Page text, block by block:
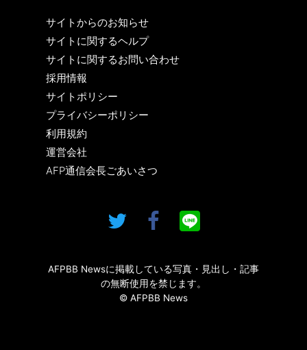
サイトからのお知らせ
サイトに関するヘルプ
サイトに関するお問い合わせ
採用情報
サイトポリシー
プライバシーポリシー
利用規約
運営会社
AFP通信会長ごあいさつ
AFPBB Newsに掲載している写真・見出し・記事
の無断使用を禁じます。
© AFPBB News